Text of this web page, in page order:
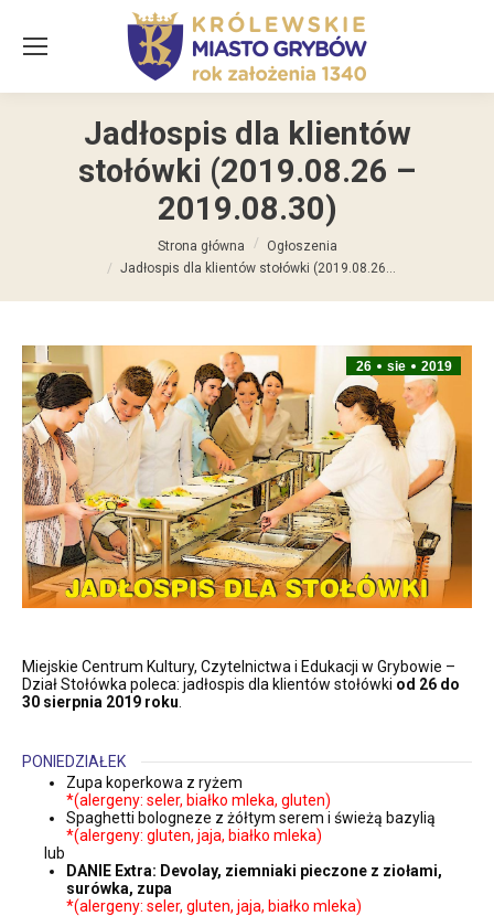
Jadłospis dla klientów
stołówki (2019.08.26 –
2019.08.30)
Strona główna
Ogłoszenia
Jadłospis dla klientów stołówki (2019.08.26…
sie
26 2019
Miejskie Centrum Kultury, Czytelnictwa i Edukacji w Grybowie –
Dział Stołówka poleca: jadłospis dla klientów stołówki od 26 do
30 sierpnia 2019 roku
PONIEDZIAŁEK
Zupa koperkowa z ryżem
*(alergeny: seler, białko mleka, gluten)
Spaghetti bologneze z żółtym serem i świeżą bazylią
*(alergeny: gluten, jaja, białko mleka)
lub
DANIE Extra: Devolay, ziemniaki pieczone z ziołami,
surówka, zupa
*(alergeny: seler, gluten, jaja, białko mleka)